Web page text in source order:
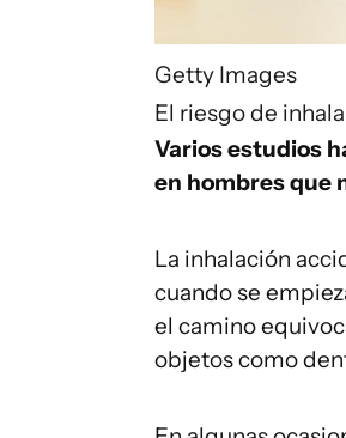
Getty Images
El riesgo de
Varios estudios
en hombres que
La inhalación
cuando se
el camino
objetos como